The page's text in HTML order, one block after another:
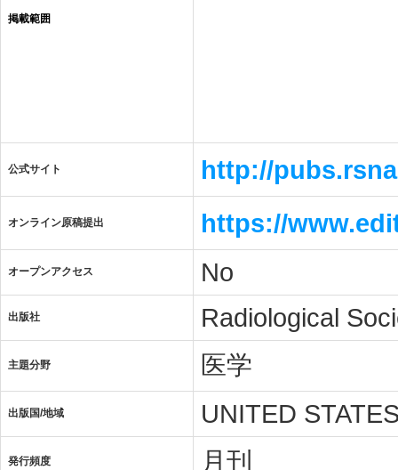
掲載範囲
公式サイト http://
オンライン原稿提出 https://
オープンアクセス No
出版社 Radiological
主題分野 医学
出版国/地域 UNITED
発行頻度 月刊